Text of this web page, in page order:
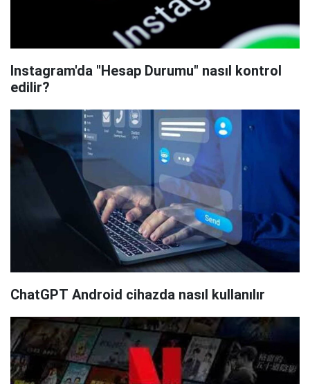
Instagram'da "Hesap Durumu" nasıl kontrol
edilir?
ChatGPT Android cihazda nasıl kullanılır